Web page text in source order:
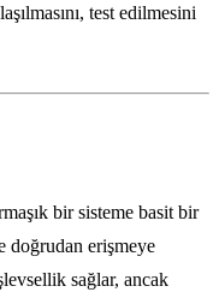
test edilmesini
bir sisteme basit bir
doğrudan erişmeye
sağlar, ancak